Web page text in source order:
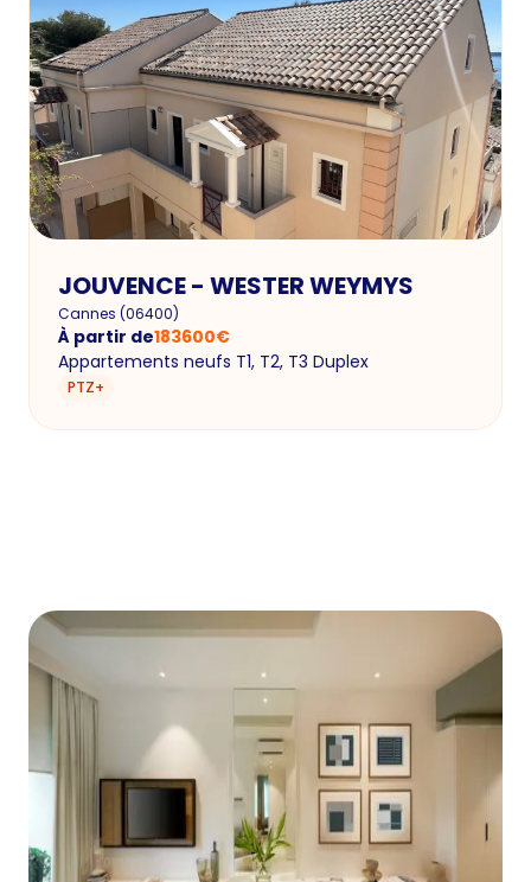
JOUVENCE - WESTER WEYMYS
Cannes (06400)
À partir de183600€
Appartements neufs T1, T2, T3 Duplex
PTZ+